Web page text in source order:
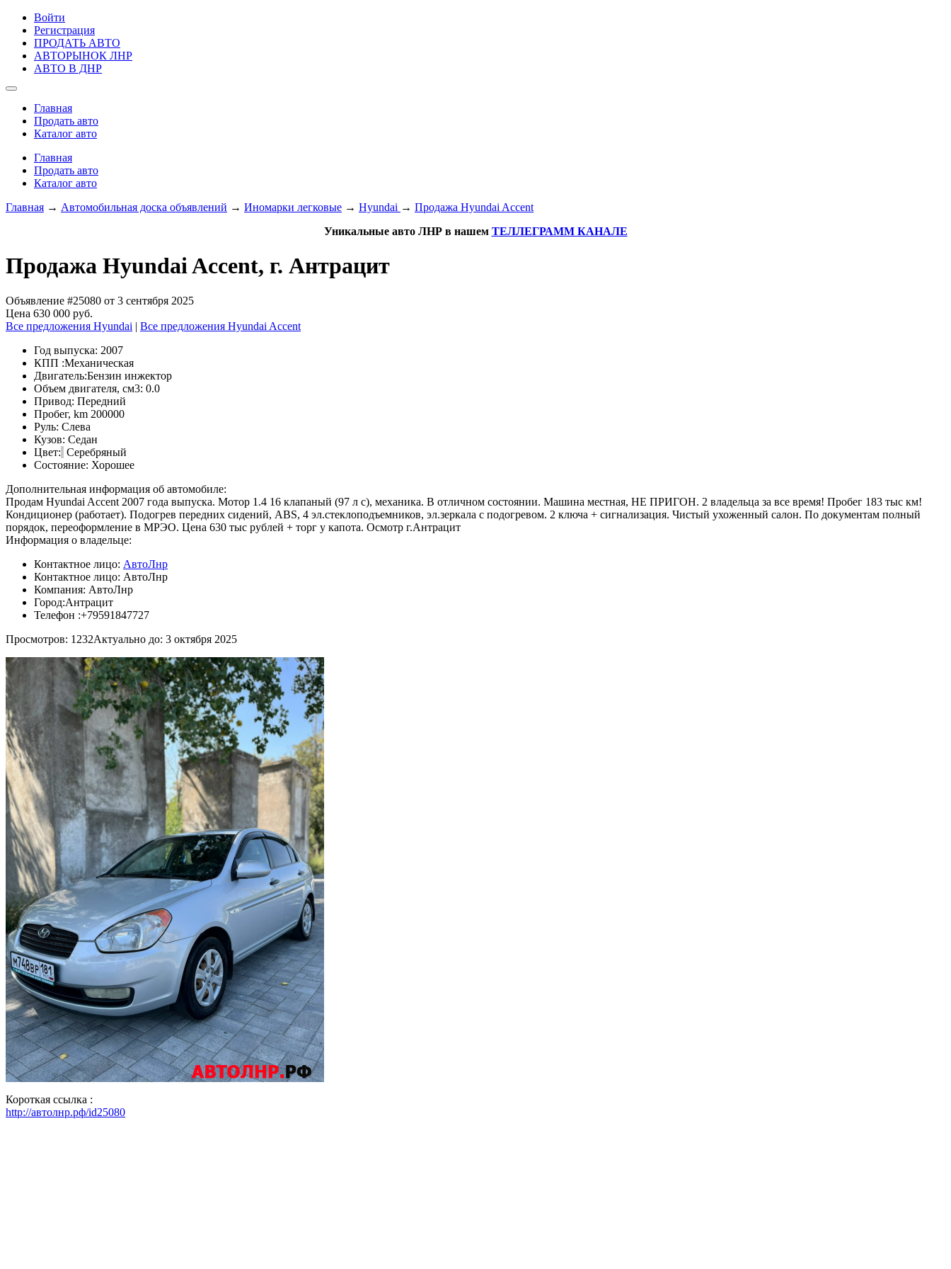
Войти
Регистрация
ПРОДАТЬ АВТО
АВТОРЫНОК ЛНР
АВТО В ДНР
Главная
Продать авто
Каталог авто
Главная
Продать авто
Каталог авто
Главная → Автомобильная доска объявлений → Иномарки легковые → Hyundai → Продажа Hyundai Accent
Уникальные авто ЛНР в нашем ТЕЛЛЕГРАММ КАНАЛЕ
Продажа Hyundai Accent, г. Антрацит
Объявление #25080 от 3 сентября 2025
Цена 630 000 руб.
Все предложения Hyundai | Все предложения Hyundai Accent
Год выпуска: 2007
КПП :Механическая
Двигатель:Бензин инжектор
Объем двигателя, см3: 0.0
Привод: Передний
Пробег, km 200000
Руль: Слева
Кузов: Седан
Цвет: Серебряный
Состояние: Хорошее
Дополнительная информация об автомобиле:
Продам Hyundai Accent 2007 года выпуска. Мотор 1.4 16 клапаный (97 л с), механика. В отличном состоянии. Машина местная, НЕ ПРИГОН. 2 владельца за все время! Пробег 183 тыс км!
Кондиционер (работает). Подогрев передних сидений, ABS, 4 эл.стеклоподъемников, эл.зеркала с подогревом. 2 ключа + сигнализация. Чистый ухоженный салон. По документам полный
порядок, переоформление в МРЭО. Цена 630 тыс рублей + торг у капота. Осмотр г.Антрацит
Информация о владельце:
Контактное лицо: АвтоЛнр
Контактное лицо: АвтоЛнр
Компания: АвтоЛнр
Город:Антрацит
Телефон :+79591847727
Просмотров: 1232Актуально до: 3 октября 2025
Короткая ссылка :
http://автолнр.рф/id25080